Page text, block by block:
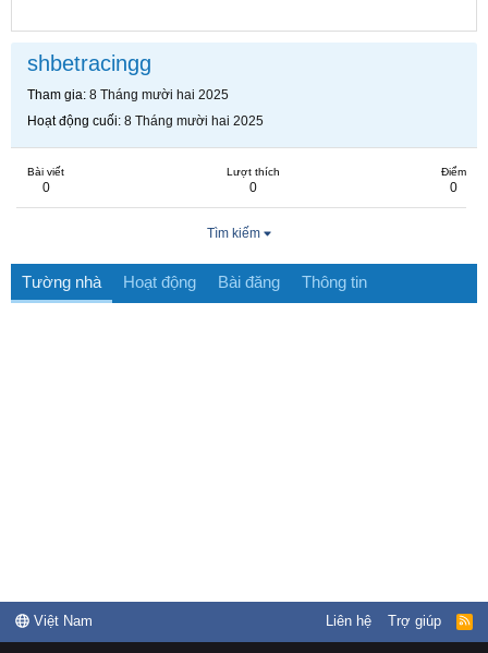
shbetracingg
Tham gia 8 Tháng mười hai 2025
Hoạt động cuối 8 Tháng mười hai 2025
Bài viết
0
Lượt thích
0
Điểm
0
Tìm kiếm
Tường nhà Hoạt động Bài đăng Thông tin
Việt Nam Liên hệ Trợ giúp
R